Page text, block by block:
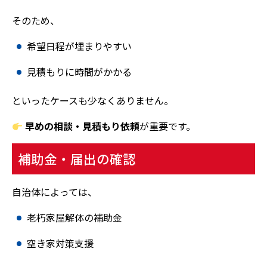
そのため、
希望日程が埋まりやすい
見積もりに時間がかかる
といったケースも少なくありません。
早めの相談・見積もり依頼が重要です。
補助金・届出の確認
自治体によっては、
老朽家屋解体の補助金
空き家対策支援